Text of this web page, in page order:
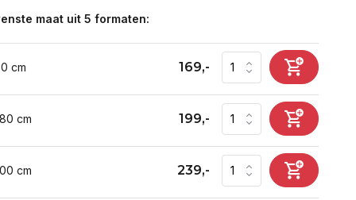
maat uit 5 formaten:
cm 169,-
cm 199,-
cm 239,-